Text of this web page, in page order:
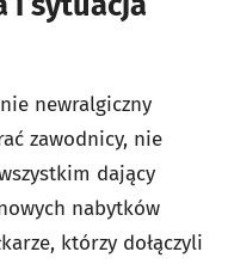
newralgiczny
zawodnicy, nie
dający
nabytków
którzy dołączyli